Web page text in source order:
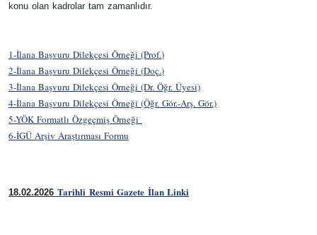
konu olan kadrolar tam zamanlıdır.
1-İlana Başvuru Dilekçesi Örneği (Prof.)
2-İlana Başvuru Dilekçesi Örneği (Doç.)
3-İlana Başvuru Dilekçesi Örneği (Dr. Öğr. Üyesi)
4-İlana Başvuru Dilekçesi Örneği (Öğr. Gör.-Arş. Gör.)
5-YÖK Formatlı Özgeçmiş Örneği
6-İGÜ Arşiv Araştırması Formu
18.02.2026 Tarihli Resmi Gazete İlan Linki